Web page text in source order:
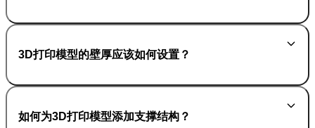
3D打印模型的壁厚应该如何设置？
如何为3D打印模型添加支撑结构？